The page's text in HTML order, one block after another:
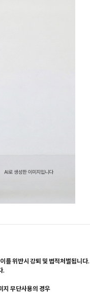
를 위반시 강퇴 및 법적처벌됩니다.
.
지 무단사용의 경우